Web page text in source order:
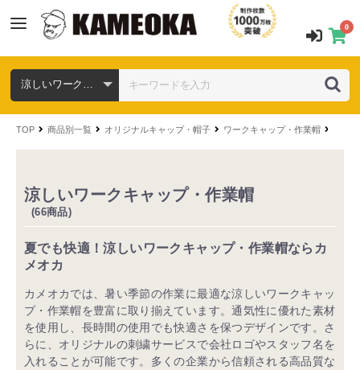
0
TOP 商品別一覧 オリジナルキャップ・帽子 ワークキャップ・作業帽
涼しいワークキャップ・作業帽
(66商品)
夏でも快適！涼しいワークキャップ・作業帽ならカ
メオカ
カメオカでは、暑い季節の作業に最適な涼しいワークキャッ
プ・作業帽を豊富に取り揃えています。通気性に優れた素材
を使用し、長時間の使用でも快適さを保つデザインです。さ
らに、オリジナルの刺繍サービスで会社ロゴやスタッフ名を
入れることが可能です。多くの企業から信頼される高品質な